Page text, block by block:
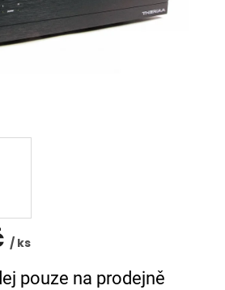
/ ks
pouze na prodejně